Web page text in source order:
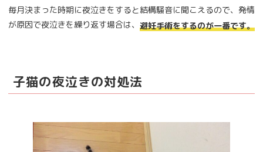
毎月決まった時期に夜泣きをすると結構騒音に聞こえるので、発情
が原因で夜泣きを繰り返す場合は、 避妊手術をするのが一番です。
子猫の夜泣きの対処法